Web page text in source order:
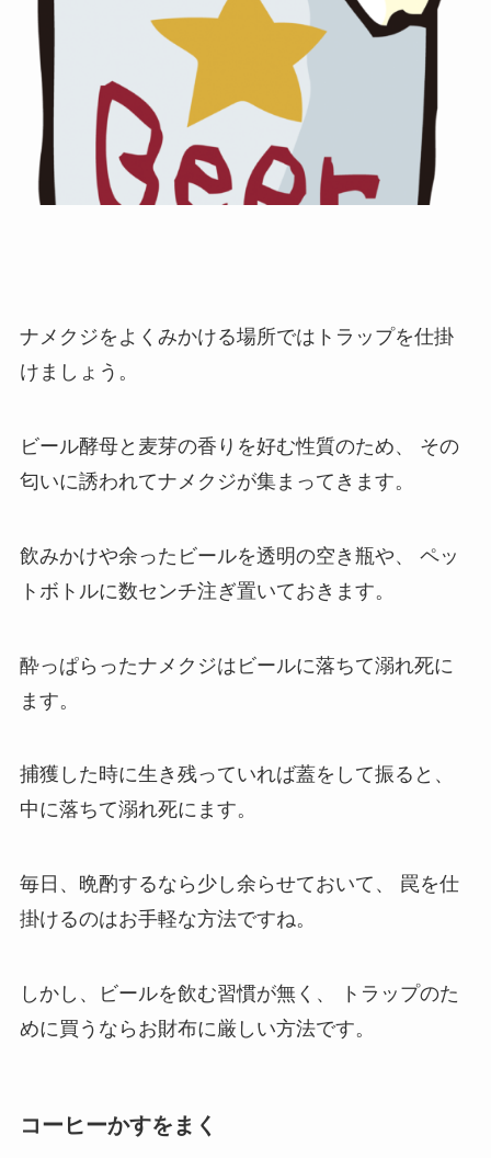
ナメクジをよくみかける場所ではトラップを仕掛
けましょう。
ビール酵母と麦芽の香りを好む性質のため、
その
匂いに誘われてナメクジが集まってきます。
飲みかけや余ったビールを透明の空き瓶や、
ペッ
トボトルに数センチ注ぎ置いておきます。
酔っぱらったナメクジはビールに落ちて溺れ死に
ます。
捕獲した時に生き残っていれば蓋をして振ると、
中に落ちて溺れ死にます。
毎日、晩酌するなら少し余らせておいて、
罠を仕
掛けるのはお手軽な方法ですね。
しかし、ビールを飲む習慣が無く、
トラップのた
めに買うならお財布に厳しい方法です。
コーヒーかすをまく